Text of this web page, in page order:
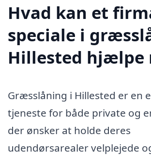
Hvad kan et
speciale i
Hillested hjælpe
Græsslåning i Hillested er en
tjeneste for både private og
der ønsker at holde deres
udendørsarealer velplejede